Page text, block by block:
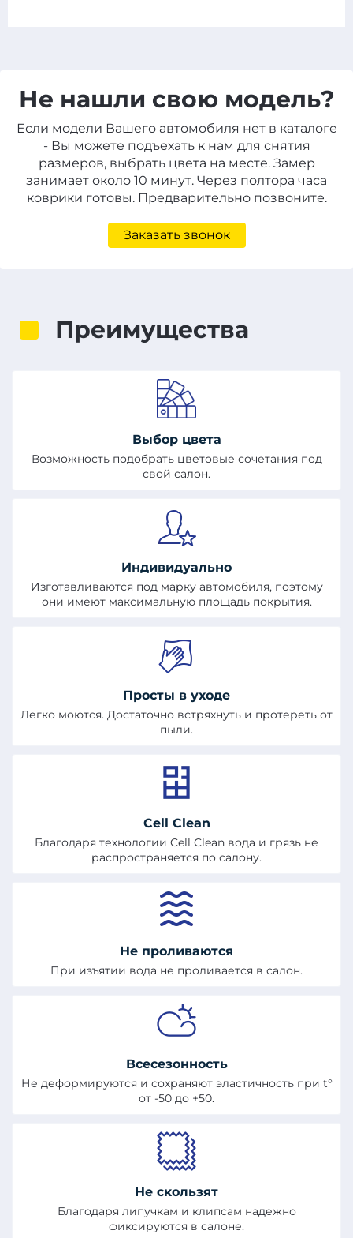
Не нашли свою модель?
Если модели Вашего автомобиля нет в каталоге
- Вы можете подъехать к нам для снятия
размеров, выбрать цвета на месте. Замер
занимает около 10 минут. Через полтора часа
коврики готовы. Предварительно позвоните.
Заказать звонок
Преимущества
Выбор цвета
Возможность подобрать цветовые сочетания под
свой салон.
Индивидуально
Изготавливаются под марку автомобиля, поэтому
они имеют максимальную площадь покрытия.
Просты в уходе
Легко моются. Достаточно встряхнуть и протереть от
пыли.
Cell Clean
Благодаря технологии Cell Clean вода и грязь не
распространяется по салону.
Не проливаются
При изъятии вода не проливается в салон.
Всесезонность
Не деформируются и сохраняют эластичность при t°
от -50 до +50.
Не скользят
Благодаря липучкам и клипсам надежно
фиксируются в салоне.